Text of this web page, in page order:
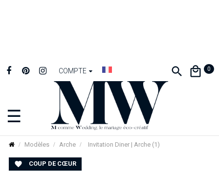
COMPTE 0
Basculer
la
navigation
☰
Modèles Arche Invitation Diner | Arche (1)
 COUP DE CŒUR